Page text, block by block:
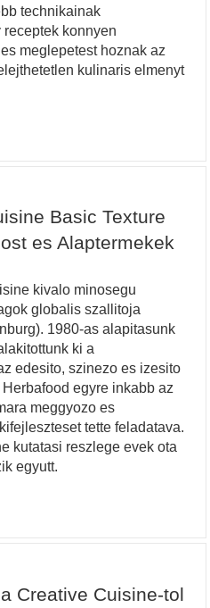
technikainak
konnyen
meglepetest hoznak az
kulinaris elmenyt
Basic Texture
es Alaptermekek
kivalo minosegu
globalis szallitoja
1980-as alapitasunk
ki a
edesito, szinezo es izesito
egyre inkabb az
meggyozo es
tette feladatava.
kutatasi reszlege evek ota
egyutt.
Creative Cuisine-tol